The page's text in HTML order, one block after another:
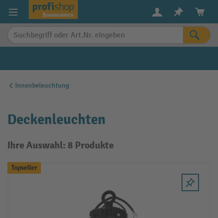
springen
Innenbeleuchtung
Deckenleuchten
Ihre Auswahl: 8 Produkte
Topseller